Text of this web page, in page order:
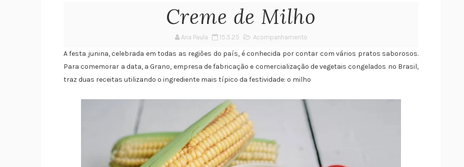
Creme de Milho
Ana Paula 15.5.25 Acompanhamento
A festa junina, celebrada em todas as regiões do país, é conhecida por contar com vários pratos saborosos.
Para comemorar a data, a Grano, empresa de fabricação e comercialização de vegetais congelados no Brasil,
traz duas receitas utilizando o ingrediente mais típico da festividade: o milho